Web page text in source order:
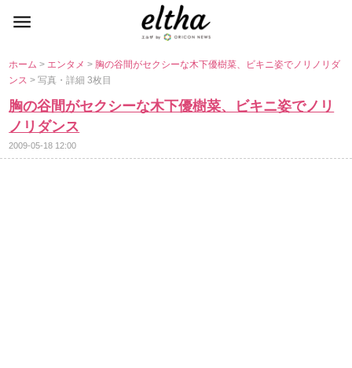
ホーム> エンタメ> 胸の谷間がセクシーな木下優樹菜、ビキニ姿でノリノリダ
ンス> 写真・詳細 3枚目
胸の谷間がセクシーな木下優樹菜、ビキニ姿でノリ
ノリダンス
2009-05-18 12:00